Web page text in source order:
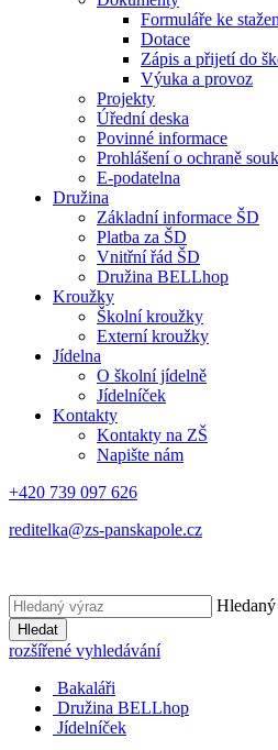
Formuláře ke
Dotace
Zápis a přijetí do
Výuka a provoz
Projekty
Úřední deska
Povinné informace
Prohlášení o ochraně
E-podatelna
Družina
Základní informace ŠD
Platba za ŠD
Vnitřní řád ŠD
Družina BELLhop
Kroužky
Školní kroužky
Externí kroužky
Jídelna
O školní jídelně
Jídelníček
Kontakty
Kontakty na ZŠ
Napište nám
+420 739 097 626
reditelka@zs-panskapole.cz
Hledat
rozšířené vyhledávání
Bakaláři
Družina BELLhop
Jídelníček